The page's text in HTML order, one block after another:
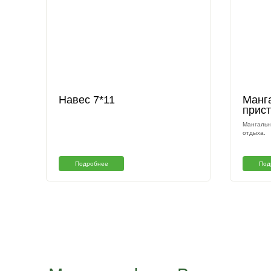
Другие наши